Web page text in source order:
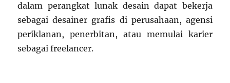
dalam perangkat lunak desain dapat bekerja
sebagai desainer grafis di perusahaan, agensi
periklanan, penerbitan, atau memulai karier
sebagai freelancer.